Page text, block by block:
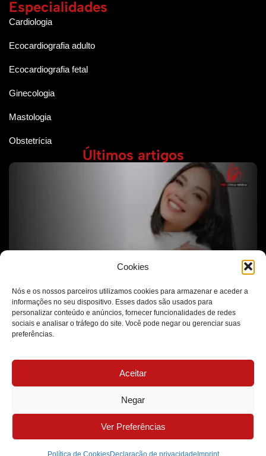
Cookies
Nós e os nossos parceiros utilizamos cookies para armazenar e aceder a
informações no seu dispositivo. Esses dados são usados para
personalizar conteúdo e anúncios, fornecer funcionalidades de redes
sociais e analisar o tráfego do site. Você pode negar ou gerenciar suas
preferências.
Aceitar
Negar
Ver Preferências
Política de CookiesDeclaração de privacidade Imprint
Especialidades
Cardiologia
Ecocardiografia adulto
Ecocardiografia fetal
Ginecologia
Mastologia
Obstetrícia
Últimos artigos
O Autocuidado Vai Muito Além da Estética